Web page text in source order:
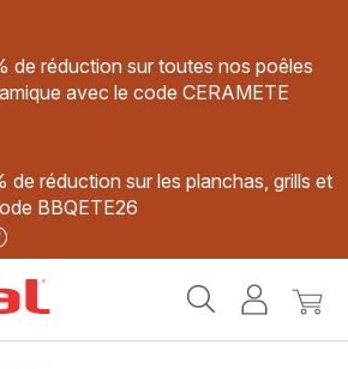
de réduction sur toutes nos poêles
avec le code CERAMETE
de réduction sur les planchas, grills et
BBQETE26
MonMon